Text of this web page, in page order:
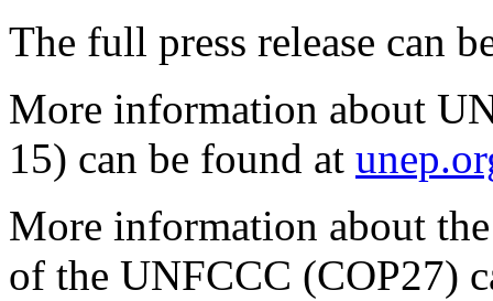
The full press release can
More information about
15) can be found at
More information about
of the UNFCCC (COP27)